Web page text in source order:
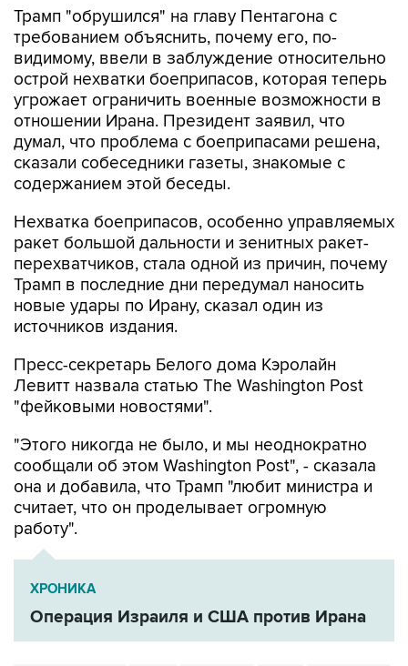
Трамп "обрушился" на главу Пентагона с
требованием объяснить, почему его, по-
видимому, ввели в заблуждение относительно
острой нехватки боеприпасов, которая теперь
угрожает ограничить военные возможности в
отношении Ирана. Президент заявил, что
думал, что проблема с боеприпасами решена,
сказали собеседники газеты, знакомые с
содержанием этой беседы.
Нехватка боеприпасов, особенно управляемых
ракет большой дальности и зенитных ракет-
перехватчиков, стала одной из причин, почему
Трамп в последние дни передумал наносить
новые удары по Ирану, сказал один из
источников издания.
Пресс-секретарь Белого дома Кэролайн
Левитт назвала статью The Washington Post
"фейковыми новостями".
"Этого никогда не было, и мы неоднократно
сообщали об этом Washington Post", - сказала
она и добавила, что Трамп "любит министра и
считает, что он проделывает огромную
работу".
ХРОНИКА
Операция Израиля и США против Ирана